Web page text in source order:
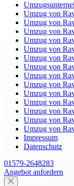
Umzug von
Umzug von
Umzug von
Umzug von
Umzug von
Umzug von
Umzug von
Umzug von
Umzug von
Umzug von
Umzug von
Umzug von
Umzug von
Umzug von
Impressum
Datenschutz
01579-2648283
Angebot anfordern